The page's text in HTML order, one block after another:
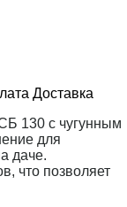
Доставка
130 с чугунным
для
даче.
что позволяет